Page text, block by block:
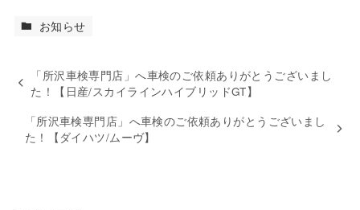
お知らせ
「所沢車検専門店」へ車検のご依頼ありがとうございまし
た！【日産/スカイラインハイブリッドGT】
「所沢車検専門店」へ車検のご依頼ありがとうございまし
た！【ダイハツ/ムーヴ】